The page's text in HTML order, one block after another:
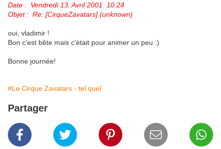
Date : Vendredi 13, Avril 2001 10:24
Objet : Re: [CirqueZavatars] (unknown)
oui, vladimir !
Bon c'est bête mais c'était pour animer un peu :)
Bonne journée!
#Le Cirque Zavatars - tel quel
Partager